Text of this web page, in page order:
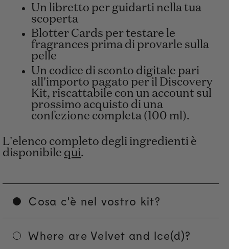
Un libretto per guidarti nella tua
scoperta
Blotter Cards per testare le
fragrances prima di provarle sulla
pelle
Un codice di sconto digitale pari
all'importo pagato per il Discovery
Kit, riscattabile con un account sul
prossimo acquisto di una
confezione completa (100 ml).
L'elenco completo degli ingredienti è
disponibile qui.
Cosa c'è nel vostro kit?
Where are Velvet and Ice(d)?